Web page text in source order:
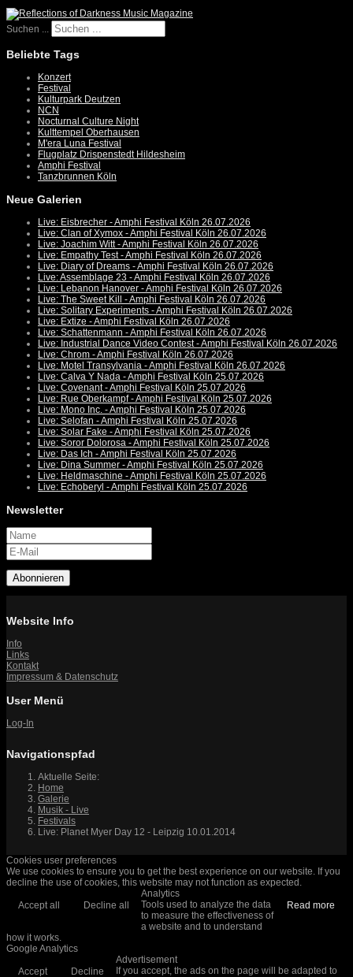
Suchen ...
Beliebte Tags
Konzert
Festival
Kulturpark Deutzen
NCN
Nocturnal Culture Night
Kulttempel Oberhausen
M'era Luna Festival
Flugplatz Drispenstedt Hildesheim
Amphi Festival
Tanzbrunnen Köln
Neue Galerien
Live: Eisbrecher - Amphi Festival Köln 26.07.2026
Live: Clan of Xymox - Amphi Festival Köln 26.07.2026
Live: Joachim Witt - Amphi Festival Köln 26.07.2026
Live: Empathy Test - Amphi Festival Köln 26.07.2026
Live: Diary of Dreams - Amphi Festival Köln 26.07.2026
Live: Assemblage 23 - Amphi Festival Köln 26.07.2026
Live: Lebanon Hanover - Amphi Festival Köln 26.07.2026
Live: The Sweet Kill - Amphi Festival Köln 26.07.2026
Live: Solitary Experiments - Amphi Festival Köln 26.07.2026
Live: Extize - Amphi Festival Köln 26.07.2026
Live: Schattenmann - Amphi Festival Köln 26.07.2026
Live: Industrial Dance Video Contest - Amphi Festival Köln 26.07.2026
Live: Chrom - Amphi Festival Köln 26.07.2026
Live: Motel Transylvania - Amphi Festival Köln 26.07.2026
Live: Calva Y Nada - Amphi Festival Köln 25.07.2026
Live: Covenant - Amphi Festival Köln 25.07.2026
Live: Rue Oberkampf - Amphi Festival Köln 25.07.2026
Live: Mono Inc. - Amphi Festival Köln 25.07.2026
Live: Selofan - Amphi Festival Köln 25.07.2026
Live: Solar Fake - Amphi Festival Köln 25.07.2026
Live: Soror Dolorosa - Amphi Festival Köln 25.07.2026
Live: Das Ich - Amphi Festival Köln 25.07.2026
Live: Dina Summer - Amphi Festival Köln 25.07.2026
Live: Heldmaschine - Amphi Festival Köln 25.07.2026
Live: Echoberyl - Amphi Festival Köln 25.07.2026
Newsletter
Abonnieren
Website Info
Info
Links
Kontakt
Impressum & Datenschutz
User Menü
Log-In
Navigationspfad
Aktuelle Seite:
Home
Galerie
Musik - Live
Festivals
Live: Planet Myer Day 12 - Leipzig 10.01.2014
Cookies user preferences
We use cookies to ensure you to get the best experience on our website. If you
decline the use of cookies, this website may not function as expected.
Accept all Decline all Read more
Analytics
Tools used to analyze the data
to measure the effectiveness of
a website and to understand
how it works.
Google Analytics
Accept Decline
Advertisement
If you accept, the ads on the page will be adapted to